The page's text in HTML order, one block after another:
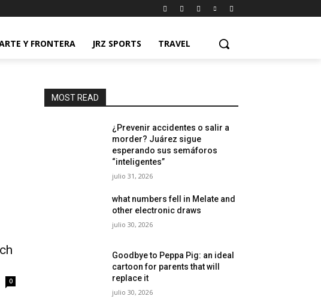
Y FRONTERA JRZ SPORTS TRAVEL
0
MOST READ
¿Prevenir accidentes o salir a
morder? Juárez sigue
esperando sus semáforos
“inteligentes”
julio 31, 2026
what numbers fell in Melate and
other electronic draws
julio 30, 2026
Goodbye to Peppa Pig: an ideal
cartoon for parents that will
replace it
julio 30, 2026